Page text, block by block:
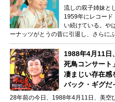
流しの双子姉妹と
1959年にレコード
い続けている。や
ーナッツがとうの昔に引退し、さらに
1988年4月11日
死鳥コンサート
凄まじい存在感
バック・ギグだ
28年前の今日、1988年4月11日、美空